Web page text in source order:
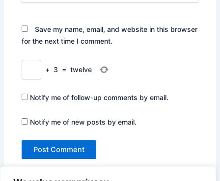
Save my name, email, and website in this browser
for the next time I comment.
+ 3 = twelve
Notify me of follow-up comments by email.
Notify me of new posts by email.